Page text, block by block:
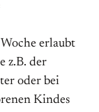
erlaubt
z.B. der
oder bei
Kindes